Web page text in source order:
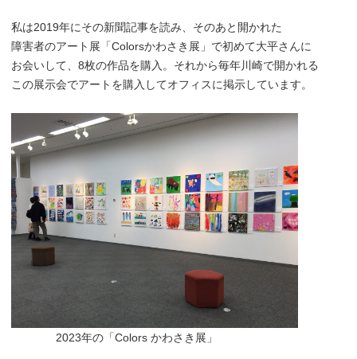
私は2019年にその新聞記事を読み、そのあと開かれた
障害者のアート展「Colorsかわさき展」で初めて大平さんに
お会いして、8枚の作品を購入。それから毎年川崎で開かれる
この展示会でアートを購入してオフィスに掲示しています。
2023年の「Colors かわさき展」